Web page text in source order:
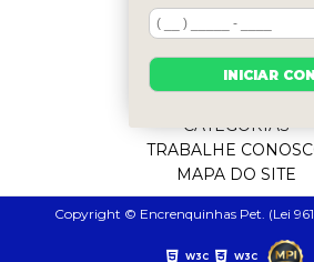
BLOG
FILHOTES
CATEGORIAS
TRABALHE
MAPA DO SITE
Copyright © Encrenquinhas Pet. (Lei
W3C W3C
INICIAR